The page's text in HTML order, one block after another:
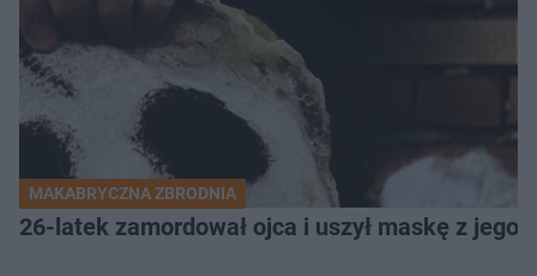
MAKABRYCZNA ZBRODNIA
26-latek zamordował ojca i uszył maskę z